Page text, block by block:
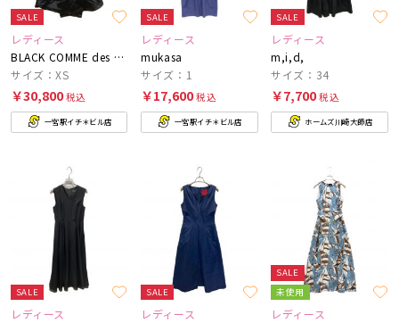
SALE
レディース
BLACK COMME des GARCONS
サイズ：XS
￥30,800税込
一宮駅イチ＊ビル店
SALE
レディース
mukasa
サイズ：1
￥17,600税込
一宮駅イチ＊ビル店
SALE
レディース
m,i,d,
サイズ：34
￥7,700税込
ホームズ川崎大師店
SALE
レディース
SALE
レディース
SALE
未使用
レディース